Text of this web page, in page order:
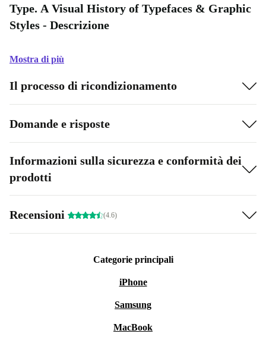
Type. A Visual History of Typefaces & Graphic
Styles - Descrizione
Mostra di più
Il processo di ricondizionamento
Domande e risposte
Informazioni sulla sicurezza e conformità dei
prodotti
Recensioni (4.6)
Categorie principali
iPhone
Samsung
MacBook